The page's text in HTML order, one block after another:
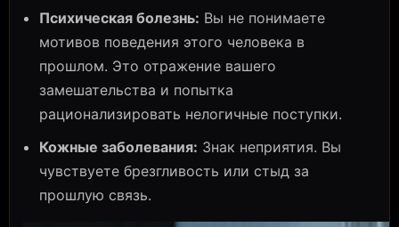
Психическая болезнь: Вы не понимаете
мотивов поведения этого человека в
прошлом. Это отражение вашего
замешательства и попытка
рационализировать нелогичные поступки.
Кожные заболевания: Знак неприятия. Вы
чувствуете брезгливость или стыд за
прошлую связь.